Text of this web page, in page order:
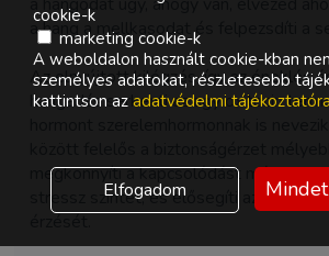
a hang a mellkasodat és felpezsdíti a
Az elnyújtott kilégzés, így az éneklés
hangadás serkenti az agy oxitocin
megkönnyíti a kapcsolódást
stressz szintet, és elősegíti az
cookie-k
marketing cookie-k
A weboldalon használt cookie-kban
személyes adatokat, részletesebb
kattintson az adatvédelmi tájékoztatóra
Elfogadom